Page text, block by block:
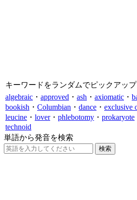
キーワードをランダムでピックアップ
algebraic ・ approved ・ ash ・ axiomatic ・
bookish ・ Columbian ・ dance ・ exclusive
leucine ・ lover・ phlebotomy ・ prokaryote
technoid
単語から発音を検索